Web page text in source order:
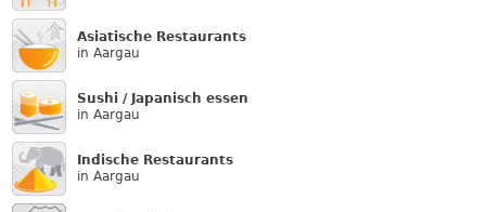
Asiatische Restaurants
in Aargau
Sushi / Japanisch essen
in Aargau
Indische Restaurants
in Aargau